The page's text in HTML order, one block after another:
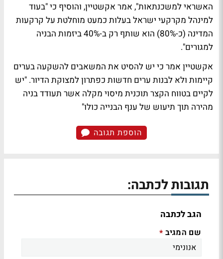
האשראי למשכנתאות", אמר אקשטיין, והוסיף כי "בעוד
למינהל מקרקעי ישראל בעלות כמעט מוחלטת על קרקעות
המדינה (כ-80%) הוא שותף רק ב-40% ביזמות הבניה
למגורים".
אקשטיין אמר כי יש להסיט את המשאבים להשקעה בערים
קיימות ולא לבנות ערים חדשות כפתרון למצוקת הדיור. "יש
לקיים בטווח הקצר תוכנית מיסוי מקלה אשר תעודד בניה
מהירה תוך תיעוש של ענף הבנייה כולו"
הוספת תגובה
תגובות לכתבה:
הגב לכתבה
שם המגיב *